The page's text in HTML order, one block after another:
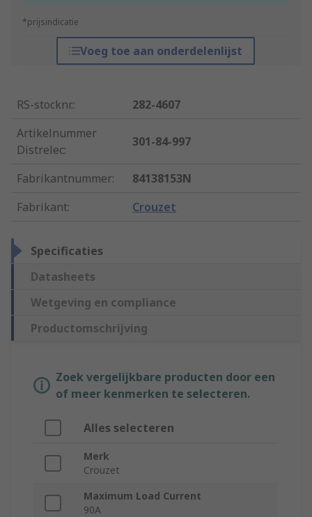
*prijsindicatie
Voeg toe aan onderdelenlijst
RS-stocknr.:
282-4607
Artikelnummer
Distrelec:
301-84-997
Fabrikantnummer:
84138153N
Fabrikant: Crouzet
Specificaties
Datasheets
Wetgeving en compliance
Productomschrijving
Zoek vergelijkbare producten door een
of meer kenmerken te selecteren.
Alles selecteren
Merk
Crouzet
Maximum Load Current
90A